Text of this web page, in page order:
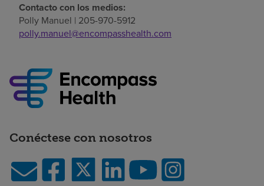
Contacto con los medios:
Polly Manuel | 205-970-5912
polly.manuel@encompasshealth.com
Conéctese con nosotros